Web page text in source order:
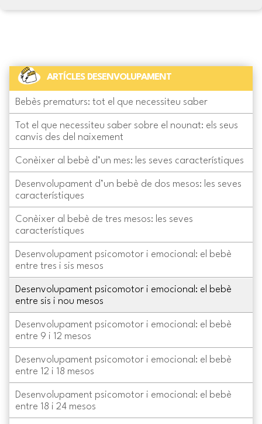
ARTÍCLES DESENVOLUPAMENT
Bebès prematurs: tot el que necessiteu saber
Tot el que necessiteu saber sobre el nounat: els seus
canvis des del naixement
Conèixer al bebè d’un mes: les seves característiques
Desenvolupament d’un bebè de dos mesos: les seves
característiques
Conèixer al bebè de tres mesos: les seves
característiques
Desenvolupament psicomotor i emocional: el bebè
entre tres i sis mesos
Desenvolupament psicomotor i emocional: el bebè
entre sis i nou mesos
Desenvolupament psicomotor i emocional: el bebè
entre 9 i 12 mesos
Desenvolupament psicomotor i emocional: el bebè
entre 12 i 18 mesos
Desenvolupament psicomotor i emocional: el bebè
entre 18 i 24 mesos